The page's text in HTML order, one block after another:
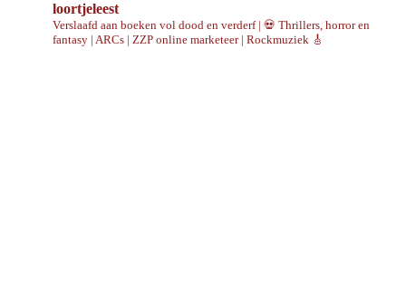
loortjeleest
Verslaafd aan boeken vol dood en verderf | 💀 Thrillers, horror en
fantasy | ARCs | ZZP online marketeer | Rockmuziek 🎸